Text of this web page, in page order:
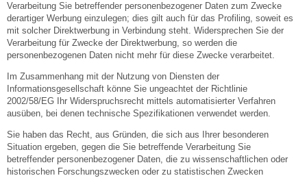
Verarbeitung Sie betreffender personenbezogener Daten zum Zwecke
derartiger Werbung einzulegen; dies gilt auch für das Profiling, soweit es
mit solcher Direktwerbung in Verbindung steht. Widersprechen Sie der
Verarbeitung für Zwecke der Direktwerbung, so werden die
personenbezogenen Daten nicht mehr für diese Zwecke verarbeitet.
Im Zusammenhang mit der Nutzung von Diensten der
Informationsgesellschaft könne Sie ungeachtet der Richtlinie
2002/58/EG Ihr Widerspruchsrecht mittels automatisierter Verfahren
ausüben, bei denen technische Spezifikationen verwendet werden.
Sie haben das Recht, aus Gründen, die sich aus Ihrer besonderen
Situation ergeben, gegen die Sie betreffende Verarbeitung Sie
betreffender personenbezogener Daten, die zu wissenschaftlichen oder
historischen Forschungszwecken oder zu statistischen Zwecken